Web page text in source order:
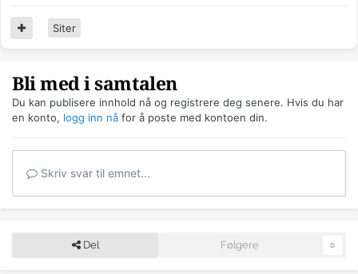
Siter
Bli med i samtalen
Du kan publisere innhold nå og registrere deg senere. Hvis du har
en konto, logg inn nå for å poste med kontoen din.
Skriv svar til emnet...
Del Følgere 0